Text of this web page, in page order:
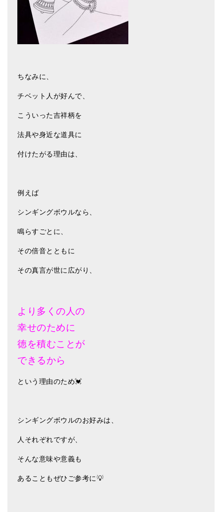
ちなみに、
チベット人が好んで、
こういった吉祥柄を
法具や身近な道具に
付けたがる理由は、
例えば
シンギングボウルなら、
鳴らすごとに、
その倍音とともに
その真言が世に広がり、
より多くの人の
幸せのために
徳を積むことが
できるから
という理由のため💓
シンギングボウルのお好みは、
人それぞれですが、
そんな意味や意義も
あることもぜひご参考に💡